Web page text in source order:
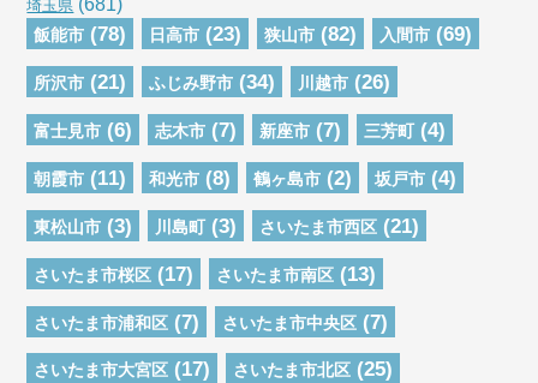
埼玉県 (681)
飯能市 (78) 日高市 (23) 狭山市 (82) 入間市 (69)
所沢市 (21) ふじみ野市 (34) 川越市 (26)
富士見市 (6) 志木市 (7) 新座市 (7) 三芳町 (4)
朝霞市 (11) 和光市 (8) 鶴ヶ島市 (2) 坂戸市 (4)
東松山市 (3) 川島町 (3) さいたま市西区 (21)
さいたま市桜区 (17) さいたま市南区 (13)
さいたま市浦和区 (7) さいたま市中央区 (7)
さいたま市大宮区 (17) さいたま市北区 (25)